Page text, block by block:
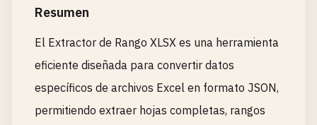
Resumen
El Extractor de Rango XLSX es una herramienta
eficiente diseñada para convertir datos
específicos de archivos Excel en formato JSON,
permitiendo extraer hojas completas, rangos